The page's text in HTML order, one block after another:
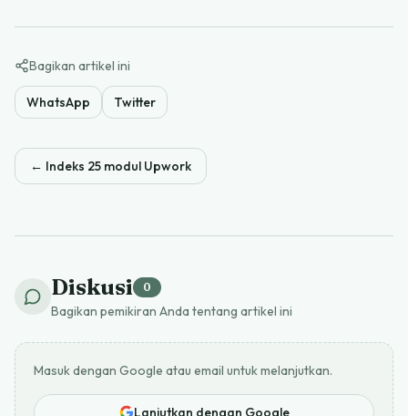
Bagikan artikel ini
WhatsApp Twitter
← Indeks 25 modul Upwork
Diskusi 0
Bagikan pemikiran Anda tentang artikel ini
Masuk dengan Google atau email untuk melanjutkan.
Lanjutkan dengan Google